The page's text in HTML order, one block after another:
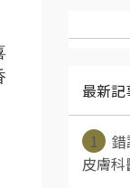
最新記
1
錯
皮膚